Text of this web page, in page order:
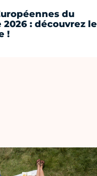
du
: découvrez le
!